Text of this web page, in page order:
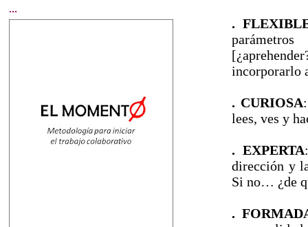
.
incorporarlo
. CURIOSA
lees, ves y
. EXPERTA
dirección y
Si no… ¿de
.
...